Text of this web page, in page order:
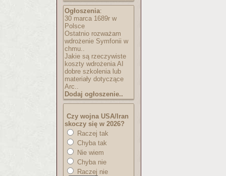
Ogłoszenia:
30 marca 1689r w
Polsce
Ostatnio rozważam
wdrożenie Symfonii w
chmu..
Jakie są rzeczywiste
koszty wdrożenia AI
dobre szkolenia lub
materiały dotyczące
Arc..
Dodaj ogłoszenie..
Czy wojna USA/Iran
skoczy się w 2026?
Raczej tak
Chyba tak
Nie wiem
Chyba nie
Raczej nie